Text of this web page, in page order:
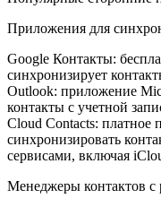
Приложения для
Google Контакты:
синхронизирует
Outlook: приложение
контакты с учетной
Cloud Contacts: платное
синхронизировать
сервисами, включая
Менеджеры контактов